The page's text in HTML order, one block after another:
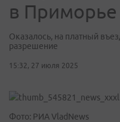
в Приморье
Оказалось, на платный
разрешение
15:32, 27 июля 2025
Фото: РИА VladNews